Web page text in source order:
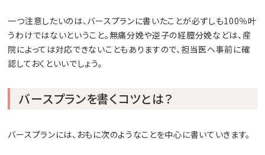
一つ注意したいのは、バースプランに書いたことが必ずしも100％叶
うわけではないということ。無痛分娩や逆子の経膣分娩などは、産
院によっては対応できないこともありますので、担当医へ事前に確
認しておくといいでしょう。
バースプランを書くコツとは？
バースプランには、おもに次のようなことを中心に書いていきます。